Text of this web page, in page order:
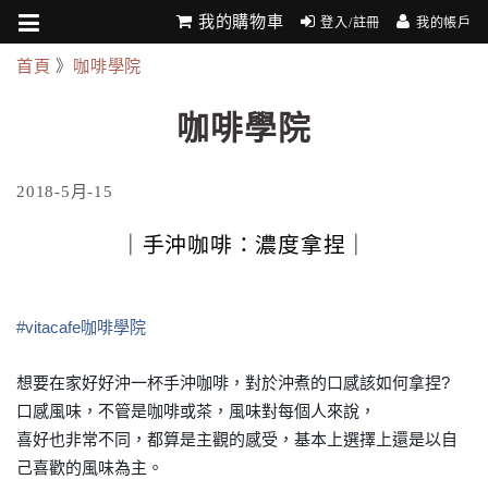
我的購物車 登入/註冊 我的帳戶
首頁 》 咖啡學院
咖啡學院
2018-5月-15
｜手沖咖啡：濃度拿捏｜
#vitacafe咖啡學院
想要在家好好沖一杯手沖咖啡， 對於沖煮的口感該如何拿捏?
口感風味，不管是咖啡或茶，風味對每個人來說，
喜好也非常不同，都算是主觀的感受， 基本上選擇上還是以自
己喜歡的風味為主。